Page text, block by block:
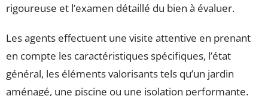
rigoureuse et l’examen détaillé du bien à évaluer.
Les agents effectuent une visite attentive en prenant
en compte les caractéristiques spécifiques, l’état
général, les éléments valorisants tels qu’un jardin
aménagé, une piscine ou une isolation performante.